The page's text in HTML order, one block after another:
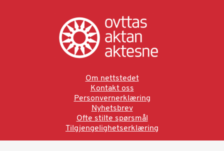
Om nettstedet
Kontakt oss
Personvernerklæring
Nyhetsbrev
Ofte stilte spørsmål
Tilgjengelighetserklæring